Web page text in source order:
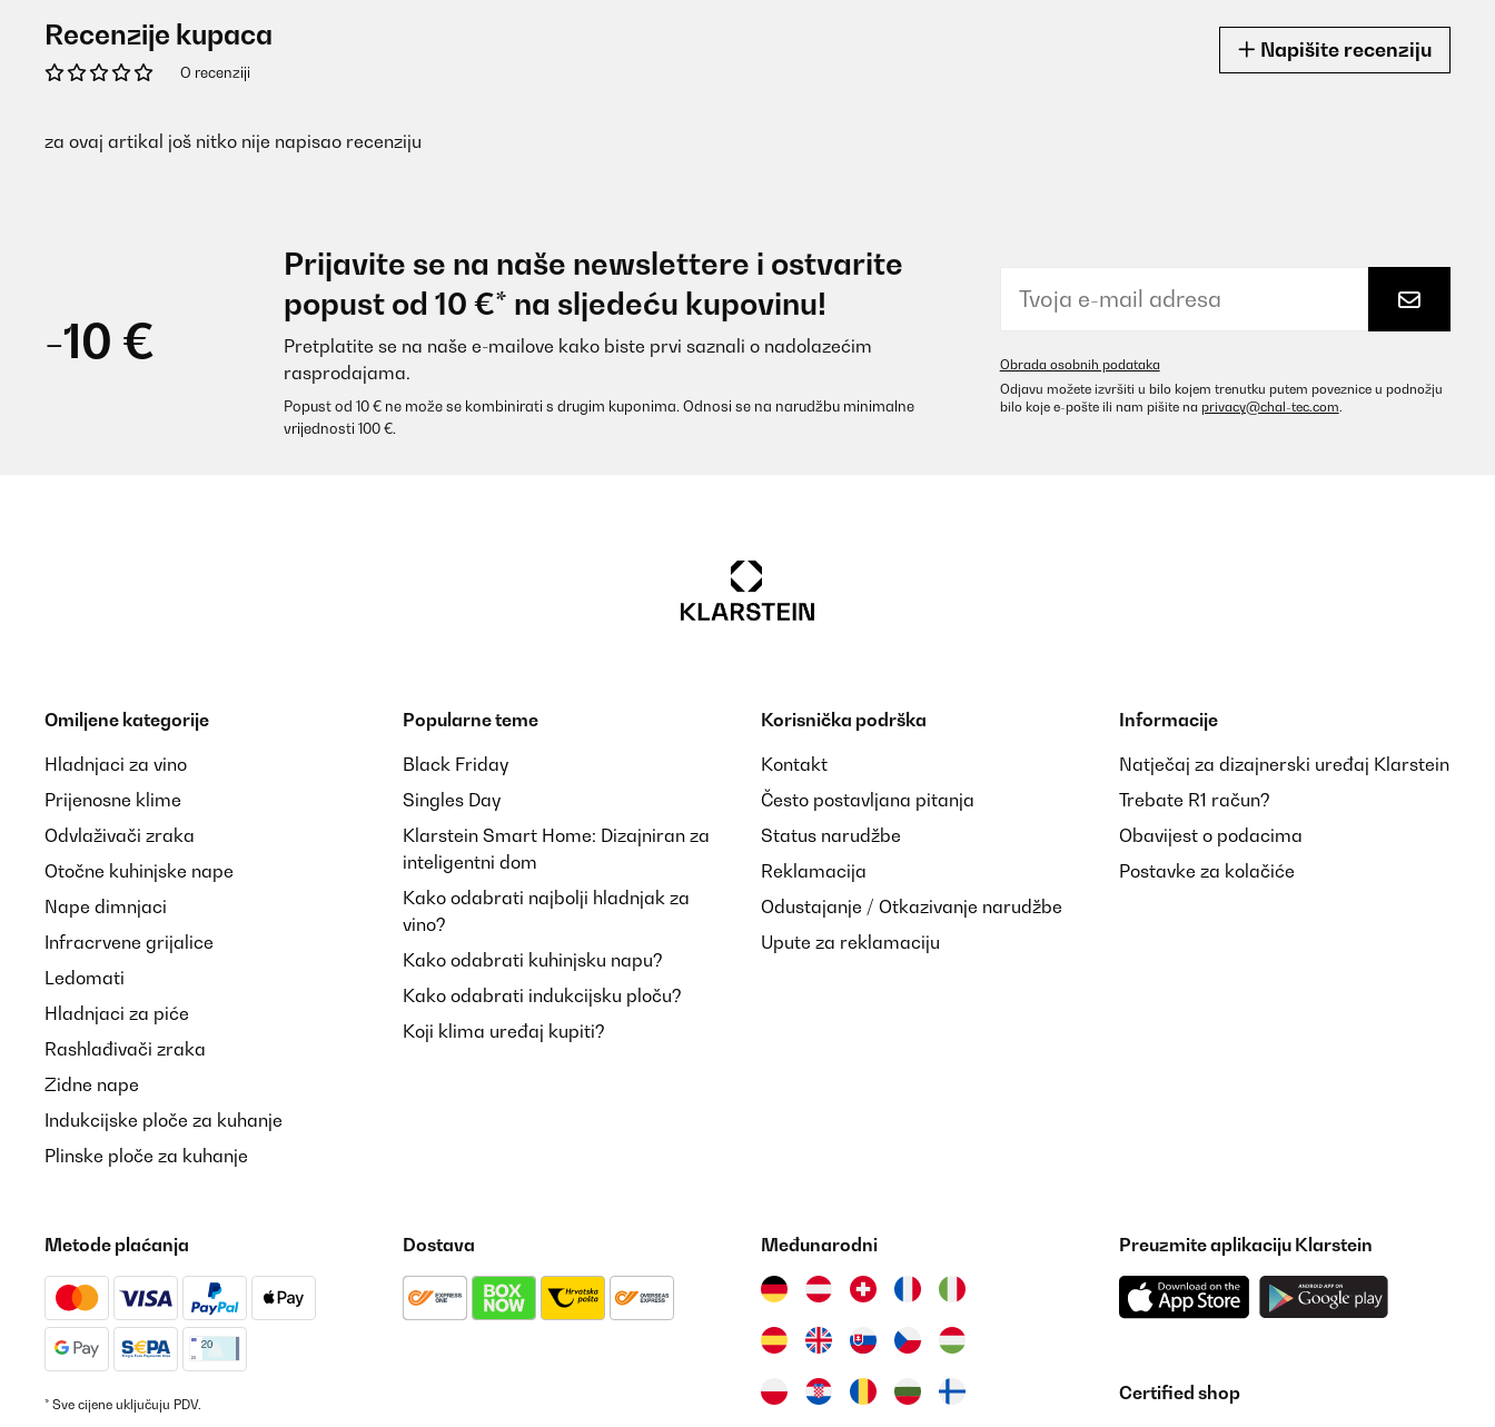
Recenzije kupaca
O recenziji
Napišite recenziju
za ovaj artikal još nitko nije napisao recenziju
-10 €
Prijavite se na naše newslettere i ostvarite
popust od 10 €* na sljedeću kupovinu!
Pretplatite se na naše e-mailove kako biste prvi saznali o nadolazećim
rasprodajama.
Popust od 10 € ne može se kombinirati s drugim kuponima. Odnosi se na narudžbu minimalne
vrijednosti 100 €.
Obrada osobnih podataka
Odjavu možete izvršiti u bilo kojem trenutku putem poveznice u podnožju
bilo koje e-pošte ili nam pišite na privacy@chal-tec.com.
Omiljene kategorije
Hladnjaci za vino
Prijenosne klime
Odvlaživači zraka
Otočne kuhinjske nape
Nape dimnjaci
Infracrvene grijalice
Ledomati
Hladnjaci za piće
Rashlađivači zraka
Zidne nape
Indukcijske ploče za kuhanje
Plinske ploče za kuhanje
Popularne teme
Black Friday
Singles Day
Klarstein Smart Home: Dizajniran za
inteligentni dom
Kako odabrati najbolji hladnjak za
vino?
Kako odabrati kuhinjsku napu?
Kako odabrati indukcijsku ploču?
Koji klima uređaj kupiti?
Korisnička podrška
Kontakt
Često postavljana pitanja
Status narudžbe
Reklamacija
Odustajanje / Otkazivanje narudžbe
Upute za reklamaciju
Informacije
Natječaj za dizajnerski uređaj Klarstein
Trebate R1 račun?
Obavijest o podacima
Postavke za kolačiće
Metode plaćanja
* Sve cijene uključuju PDV.
Dostava Međunarodni Preuzmite aplikaciju Klarstein
Certified shop